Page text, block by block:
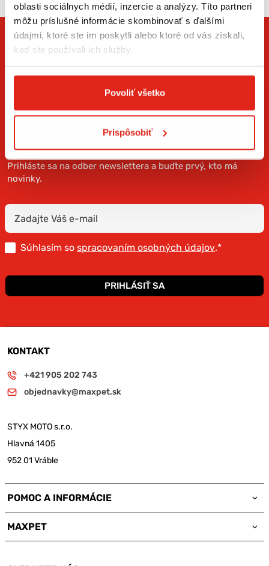
oblasti sociálnych médií, inzercie a analýzy. Títo partneri
môžu príslušné informácie skombinovať s ďalšími
údajmi, ktoré ste im poskytli alebo ktoré od vás získali,
keď ste používali ich služby.
Povoliť všetko
Prispôsobiť
ZÍSKAJTE NOVINKY AKO PRVÝ
Prihláste sa na odber newslettera a buďte prvý, kto má
novinky.
Súhlasím so spracovaním osobných údajov.*
PRIHLÁSIŤ SA
KONTAKT
+421 905 202 743
objednavky@maxpet.sk
STYX MOTO s.r.o.
Hlavná 1405
952 01 Vráble
POMOC A INFORMÁCIE
MAXPET